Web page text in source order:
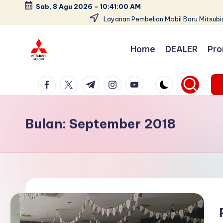
Skip
content
Sab, 8 Agu 2026 - 10:41:01 AM
Layanan Pembelian Mobil Baru
e
l
e
r
M
it
Mitsubishi
Jakarta
Srikandi
Motors
Tunai
&
Home DEALER
facebook.com
twitter.com
t.me instagram.com
youtube.com
Bulan: September 2018